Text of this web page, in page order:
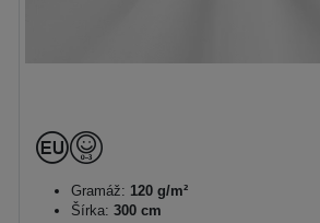
Gramáž: 120 g/m²
Šírka: 300 cm